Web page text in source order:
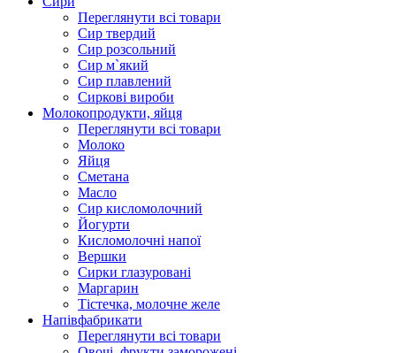
Переглянути всі товари
Сир твердий
Сир розсольний
Сир м`який
Сир плавлений
Сиркові вироби
Молокопродукти, яйця
Переглянути всі товари
Молоко
Яйця
Сметана
Масло
Сир кисломолочний
Йогурти
Кисломолочні напої
Вершки
Сирки глазуровані
Маргарин
Тістечка, молочне желе
Напівфабрикати
Переглянути всі товари